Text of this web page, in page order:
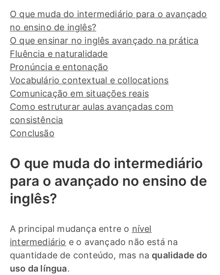
O que muda do intermediário para o avançado
no ensino de inglês?
O que ensinar no inglês avançado na prática
Fluência e naturalidade
Pronúncia e entonação
Vocabulário contextual e collocations
Comunicação em situações reais
Como estruturar aulas avançadas com
consistência
Conclusão
O que muda do intermediário
para o avançado no ensino de
inglês?
A principal mudança entre o nível
intermediário e o avançado não está na
quantidade de conteúdo, mas naqualidade do
uso da língua.